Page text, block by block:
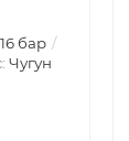
16 бар
Чугун